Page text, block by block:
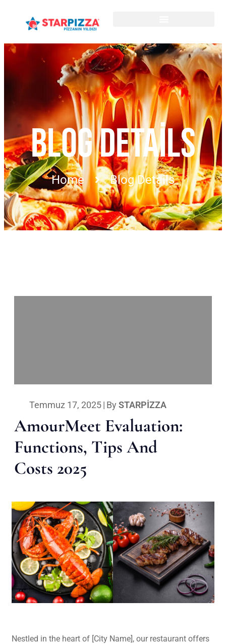
BLOG DETAILS
Home Blog Details
Temmuz 17, 2025| By STARPIZZA
AmourMeet Evaluation:
Functions, Tips And
Costs 2025
Nestled in the heart of [City Name], our restaurant offers